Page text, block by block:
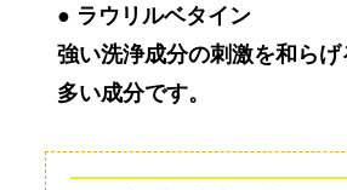
● ラウリルベタイン
強い洗浄成分の刺激を和ら
多い成分です。